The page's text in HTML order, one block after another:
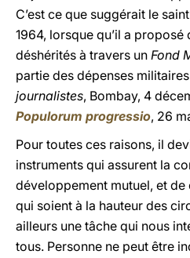
C’est ce que suggérait le
1964, lorsque qu’il a proposé
déshérités à travers un Fond
partie des dépenses
journalistes, Bombay, 4
Populorum progressio, 26
Pour toutes ces raisons, il
instruments qui assurent la
développement mutuel, et
qui soient à la hauteur des
ailleurs une tâche qui nous
tous. Personne ne peut être